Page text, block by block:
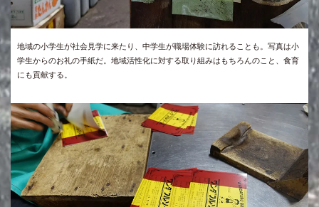
地域の小学生が社会見学に来たり、中学生が職場体験に訪れることも。写真は小
学生からのお礼の手紙だ。地域活性化に対する取り組みはもちろんのこと、食育
にも貢献する。